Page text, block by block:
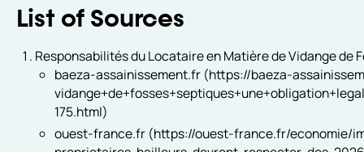
List of Sources
Responsabilités du Locataire en Matière de Vidange de
baeza-assainissement.fr (https://baeza-
175.html)
ouest-france.fr (https://ouest-france.fr/economie/